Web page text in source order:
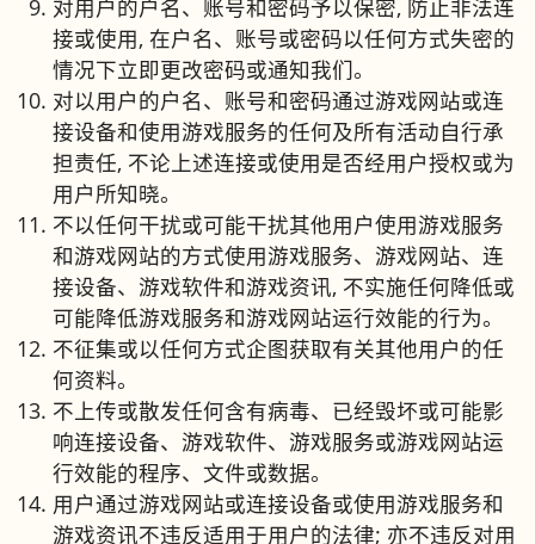
对用户的户名、账号和密码予以保密, 防止非法连
接或使用, 在户名、账号或密码以任何方式失密的
情况下立即更改密码或通知我们。
对以用户的户名、账号和密码通过游戏网站或连
接设备和使用游戏服务的任何及所有活动自行承
担责任, 不论上述连接或使用是否经用户授权或为
用户所知晓。
不以任何干扰或可能干扰其他用户使用游戏服务
和游戏网站的方式使用游戏服务、游戏网站、连
接设备、游戏软件和游戏资讯, 不实施任何降低或
可能降低游戏服务和游戏网站运行效能的行为。
不征集或以任何方式企图获取有关其他用户的任
何资料。
不上传或散发任何含有病毒、已经毁坏或可能影
响连接设备、游戏软件、游戏服务或游戏网站运
行效能的程序、文件或数据。
用户通过游戏网站或连接设备或使用游戏服务和
游戏资讯不违反适用于用户的法律; 亦不违反对用